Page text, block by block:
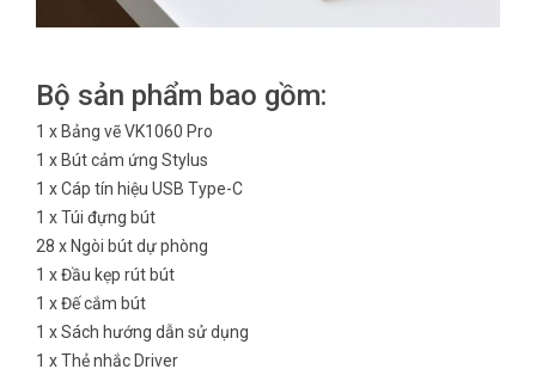
Bộ sản phẩm bao gồm:
1 x Bảng vẽ VK1060 Pro
1 x Bút cảm ứng Stylus
1 x Cáp tín hiệu USB Type-C
1 x Túi đựng bút
28 x Ngòi bút dự phòng
1 x Đầu kẹp rút bút
1 x Đế cắm bút
1 x Sách hướng dẫn sử dụng
1 x Thẻ nhắc Driver